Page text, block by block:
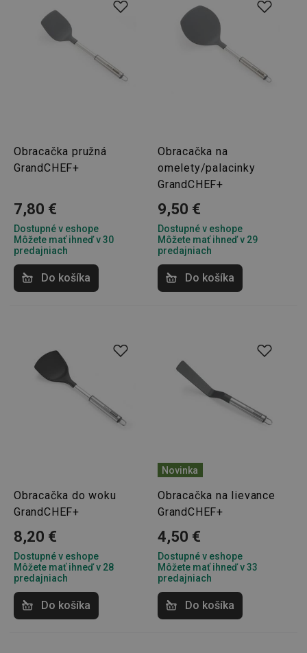
Obracačka pružná
GrandCHEF+
7,80 €
Dostupné v eshope
Môžete mať ihneď v 30
predajniach
Do košíka
Obracačka na
omelety/palacinky
GrandCHEF+
9,50 €
Dostupné v eshope
Môžete mať ihneď v 29
predajniach
Do košíka
Obracačka do woku
GrandCHEF+
8,20 €
Dostupné v eshope
Môžete mať ihneď v 28
predajniach
Do košíka
Novinka
Obracačka na lievance
GrandCHEF+
4,50 €
Dostupné v eshope
Môžete mať ihneď v 33
predajniach
Do košíka
Analytické a preferenčné cookies
Funkčné súbory
Nevyhnutne potrebné súbory cookie umožňujú
základné funkcie webovej lokality, ako prihlásenie
používateľa a správa účtu. Webová lokalita sa nedá
receive-cookie-deprecation
.doubleclick.net
1 rok